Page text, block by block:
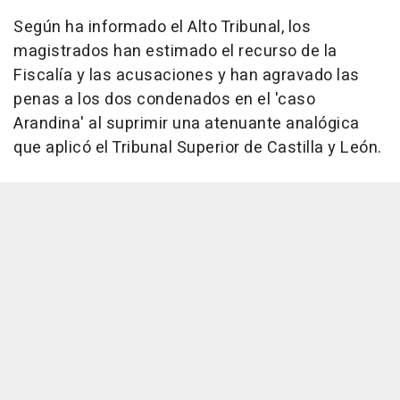
Según ha informado el Alto Tribunal, los
magistrados han estimado el recurso de la
Fiscalía y las acusaciones y han agravado las
penas a los dos condenados en el 'caso
Arandina' al suprimir una atenuante analógica
que aplicó el Tribunal Superior de Castilla y León.